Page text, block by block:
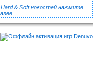
& Soft новостей нажмите